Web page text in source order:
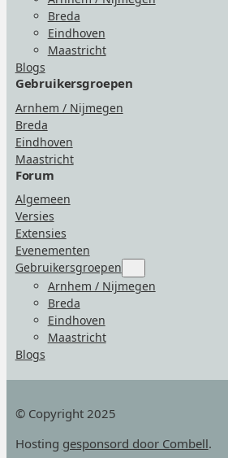
“Gebruikersgroepen”
Breda
Eindhoven
Maastricht
Blogs
Gebruikersgroepen
Arnhem / Nijmegen
Breda
Eindhoven
Maastricht
Forum
Algemeen
Versies
Extensies
Evenementen
Gebruikersgroepen
for
“Gebruikersgroepen”
Arnhem / Nijmegen
Breda
Eindhoven
Maastricht
Blogs
© Copyright 2025
Hosting gesponsord door Combell.